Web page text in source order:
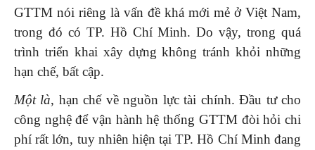
GTTM nói riêng là vấn đề khá mới mẻ ở Việt Nam,
trong đó có TP. Hồ Chí Minh. Do vậy, trong quá
trình triển khai xây dựng không tránh khỏi những
hạn chế, bất cập.
Một là, hạn chế về nguồn lực tài chính. Đầu tư cho
công nghệ để vận hành hệ thống GTTM đòi hỏi chi
phí rất lớn, tuy nhiên hiện tại TP. Hồ Chí Minh đang